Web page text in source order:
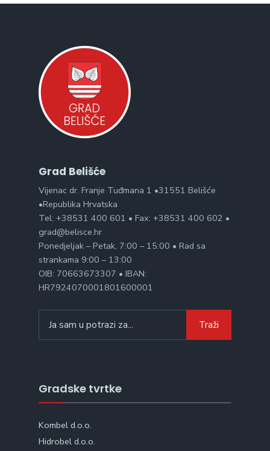
Grad Belišće
Vijenac dr. Franje Tuđmana 1 •31551 Belišće
•Republika Hrvatska
Tel: +38531 400 601 • Fax: +38531 400 602 •
grad@belisce.hr
Ponedjeljak – Petak, 7:00 – 15:00 • Rad sa
strankama 9:00 – 13:00
OIB: 70663673307 • IBAN:
HR7924070001801600001
for:
Traži
Gradske tvrtke
Kombel d.o.o.
Hidrobel d.o.o.